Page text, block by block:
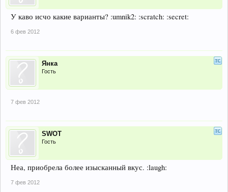
У каво исчо какие варианты? :umnik2: :scratch: :secret:
6 фев 2012
Янка
Гость
7 фев 2012
SWOT
Гость
Неа, приобрела более изысканный вкус. :laugh:
7 фев 2012